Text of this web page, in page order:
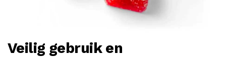
Veilig gebruik en